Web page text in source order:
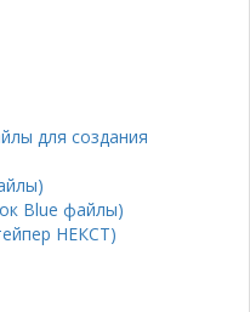
для создания
Blue файлы)
НЕКСТ)